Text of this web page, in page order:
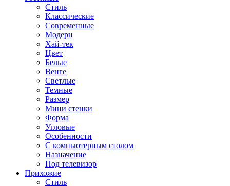
Стиль
Классические
Современные
Модерн
Хай-тек
Цвет
Белые
Венге
Светлые
Темные
Размер
Мини стенки
Форма
Угловые
Особенности
С компьютерным столом
Назначение
Под телевизор
Прихожие
Стиль